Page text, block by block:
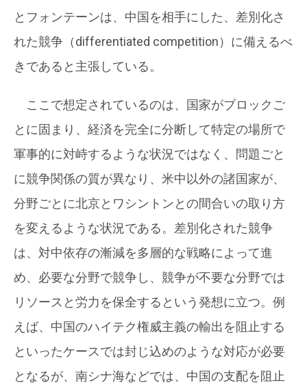
とフォンテーンは、中国を相手にした、差別化さ
れた競争（differentiated competition）に備えるべ
きであると主張している。
ここで想定されているのは、国家がブロックご
とに固まり、経済を完全に分断して特定の場所で
軍事的に対峙するような状況ではなく、問題ごと
に競争関係の質が異なり、米中以外の諸国家が、
分野ごとに北京とワシントンとの間合いの取り方
を変えるような状況である。差別化された競争
は、対中依存の漸減を多層的な戦略によって進
め、必要な分野で競争し、競争が不要な分野では
リソースと労力を保全するという発想に立つ。例
えば、中国のハイテク権威主義の輸出を阻止する
といったケースでは封じ込めのような対応が必要
となるが、南シナ海などでは、中国の支配を阻止